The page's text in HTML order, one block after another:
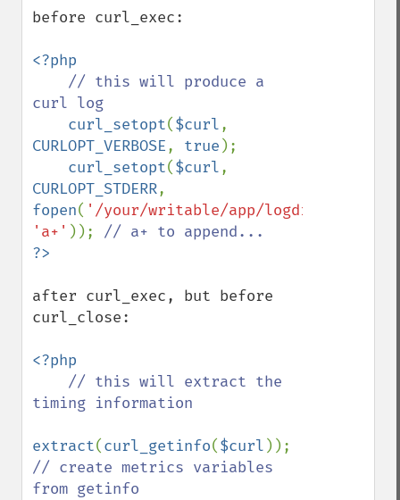
before curl_exec:
<?php
// this will produce a
curl log
curl_setopt($curl
CURLOPT_VERBOSE, true );
curl_setopt($curl
CURLOPT_STDERR
fopen( '/your/writable/app/logdir/
'a+' ));
after curl_exec, but before
curl_close:
<?php
// this will extract the
timing information
extract(curl_getinfo($curl
// create metrics variables
from getinfo